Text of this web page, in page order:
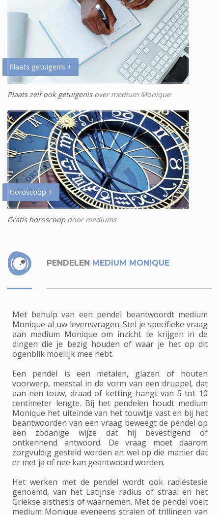
Plaats getuigenis +
Plaats zelf ook getuigenisover medium Monique
Horoscoop +
Gratis horoscoopdoor mediums
PENDELEN MEDIUM MONIQUE
Met behulp van een pendel beantwoordt medium
Monique al uw levensvragen. Stel je specifieke vraag
aan medium Monique om inzicht te krijgen in de
dingen die je bezig houden of waar je het op dit
ogenblik moeilijk mee hebt.
Een pendel is een metalen, glazen of houten
voorwerp, meestal in de vorm van een druppel, dat
aan een touw, draad of ketting hangt van 5 tot 10
centimeter lengte. Bij het pendelen houdt medium
Monique het uiteinde van het touwtje vast en bij het
beantwoorden van een vraag beweegt de pendel op
een zodanige wijze dat hij bevestigend of
ontkennend antwoord. De vraag moet daarom
zorgvuldig gesteld worden en wel op die manier dat
er met ja of nee kan geantwoord worden.
Het werken met de pendel wordt ook radiëstesie
genoemd, van het Latijnse radius of straal en het
Griekse aisthesis of waarnemen. Met de pendel voelt
medium Monique eveneens stralen of trillingen van